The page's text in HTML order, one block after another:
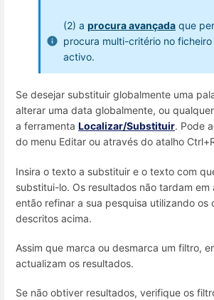
(2) a procura avançada que
procura multi-critério no ficheiro
activo.
Se desejar substituir globalmente uma
alterar uma data globalmente, ou
a ferramenta Localizar/Substituir. Pode
do menu Editar ou através do atalho
Insira o texto a substituir e o texto com
substitui-lo. Os resultados não tardam em
então refinar a sua pesquisa utilizando os
descritos acima.
Assim que marca ou desmarca um filtro,
actualizam os resultados.
Se não obtiver resultados, verifique os